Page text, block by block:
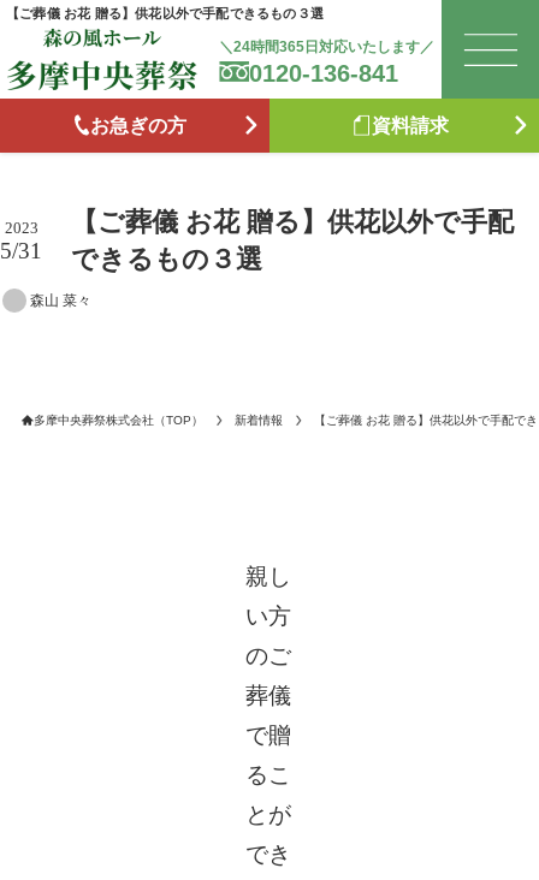
お
森
【ご葬儀 お花 贈る】供花以外で手配できるもの３選
＼24時間365日対応いたします／
0120-136-841
お急ぎの方 資料請求
【ご葬儀 お花 贈る】供花以外で手配
できるもの３選
2023
5/31
森山 菜々
多摩中央葬祭株式会社（TOP） 新着情報 【ご葬儀 お花 贈る】供花以外で手配で
親し
い方
のご
葬儀
で贈
るこ
とが
でき